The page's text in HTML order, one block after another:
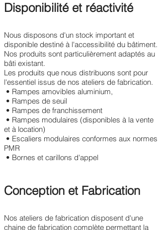
Disponibilité et réactivité
Nous disposons d'un stock important et
disponible destiné à l'accessibilité du bâtiment.
Nos produits sont particulièrement adaptés au
bâti existant.
Les produits que nous distribuons sont pour
l'essentiel issus de nos ateliers de fabrication.
• Rampes amovibles aluminium,
• Rampes de seuil
• Rampes de franchissement
• Rampes modulaires (disponibles à la vente
et à location)
• Escaliers modulaires conformes aux normes
PMR
• Bornes et carillons d'appel
Conception et Fabrication
Nos ateliers de fabrication disposent d'une
chaine de fabrication complète permettant la